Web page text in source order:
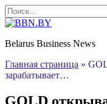
Перейти
к
Search
for:
Belarus Business News
Главная страница »
зарабатывает…